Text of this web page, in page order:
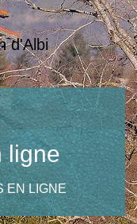
ligne
EN LIGNE